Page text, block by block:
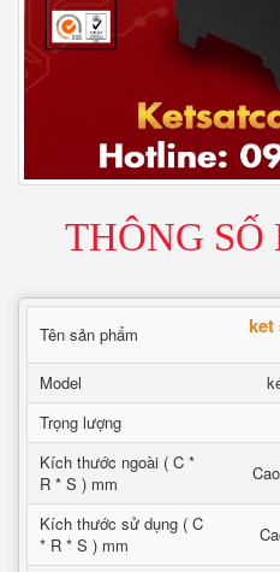
THÔNG
Tên sản phẩm ket
Model
Trọng lượng
Kích thước ngoài ( C *
R * S ) mm
Kích thước sử dụng ( C
* R * S ) mm